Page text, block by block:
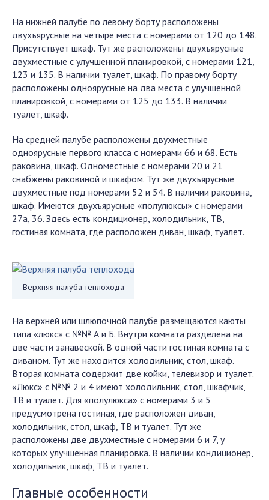
На нижней палубе по левому борту расположены
двухъярусные на четыре места с номерами от 120 до 148.
Присутствует шкаф. Тут же расположены двухъярусные
двухместные с улучшенной планировкой, с номерами 121,
123 и 135. В наличии туалет, шкаф. По правому борту
расположены одноярусные на два места с улучшенной
планировкой, с номерами от 125 до 133. В наличии
туалет, шкаф.
На средней палубе расположены двухместные
одноярусные первого класса с номерами 66 и 68. Есть
раковина, шкаф. Одноместные с номерами 20 и 21
снабжены раковиной и шкафом. Тут же двухъярусные
двухместные под номерами 52 и 54. В наличии раковина,
шкаф. Имеются двухъярусные «полулюксы» с номерами
27а, 36. Здесь есть кондиционер, холодильник, ТВ,
гостиная комната, где расположен диван, шкаф, туалет.
Верхняя палуба теплохода
На верхней или шлюпочной палубе размещаются каюты
типа «люкс» с №№ А и Б. Внутри комната разделена на
две части занавеской. В одной части гостиная комната с
диваном. Тут же находится холодильник, стол, шкаф.
Вторая комната содержит две койки, телевизор и туалет.
«Люкс» с №№ 2 и 4 имеют холодильник, стол, шкафчик,
ТВ и туалет. Для «полулюкса» с номерами 3 и 5
предусмотрена гостиная, где расположен диван,
холодильник, стол, шкаф, ТВ и туалет. Тут же
расположены две двухместные с номерами 6 и 7, у
которых улучшенная планировка. В наличии кондиционер,
холодильник, шкаф, ТВ и туалет.
Главные особенности